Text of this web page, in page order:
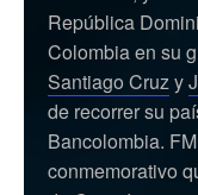
República
Colombia en su
Santiago Cruzy
de recorrer su
Bancolombia.
conmemorativo